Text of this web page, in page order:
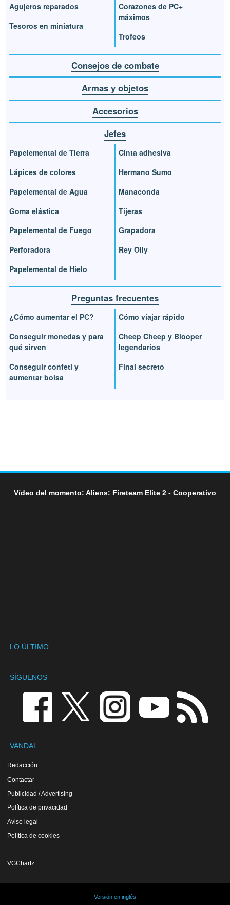
Agujeros reparados
Tesoros en miniatura
Corazones de PC+
máximos
Trofeos
Consejos de combate
Armas y objetos
Accesorios
Jefes
Papelemental de Tierra
Lápices de colores
Papelemental de Agua
Goma elástica
Papelemental de Fuego
Perforadora
Papelemental de Hielo
Cinta adhesiva
Hermano Sumo
Manaconda
Tijeras
Grapadora
Rey Olly
Preguntas frecuentes
¿Cómo aumentar el PC?
Conseguir monedas y para
qué sirven
Conseguir confeti y
aumentar bolsa
Cómo viajar rápido
Cheep Cheep y Blooper
legendarios
Final secreto
Vídeo del momento: Aliens: Fireteam Elite 2 - Cooperativo
LO ÚLTIMO
SÍGUENOS
VANDAL
Redacción
Contactar
Publicidad / Advertising
Política de privacidad
Aviso legal
Política de cookies
VGChartz
Versión en inglés